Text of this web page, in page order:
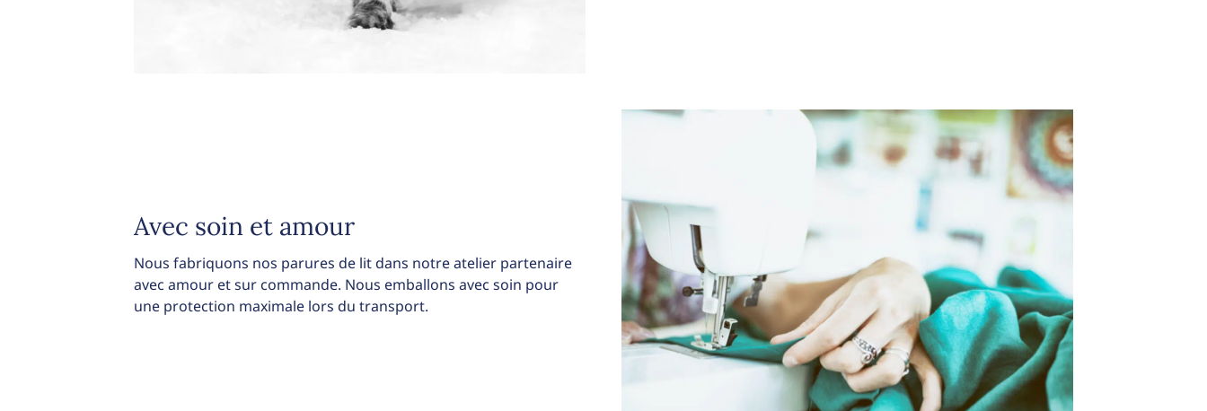
Avec soin et amour
Nous fabriquons nos parures de lit dans notre atelier partenaire
avec amour et sur commande. Nous emballons avec soin pour
une protection maximale lors du transport.